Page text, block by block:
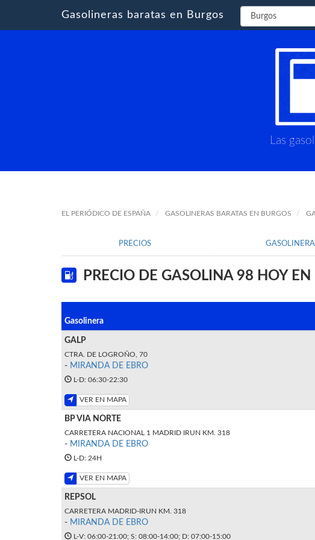
Gasolineras baratas en Burgos
Las
EL PERIÓDICO DE ESPAÑA GASOLINERAS BARATAS EN BURGOS
PRECIOS
PRECIO DE GASOLINA 98 HOY
Gasolinera
GALP
CTRA. DE LOGROÑO, 70
- MIRANDA DE EBRO
L-D: 06:30-22:30
VER EN MAPA
BP VIA NORTE
CARRETERA NACIONAL 1 MADRID IRUN KM. 318
- MIRANDA DE EBRO
L-D: 24H
VER EN MAPA
REPSOL
CARRETERA MADRID-IRUN KM. 318
- MIRANDA DE EBRO
L-V: 06:00-21:00; S: 08:00-14:00; D: 07:00-15:00